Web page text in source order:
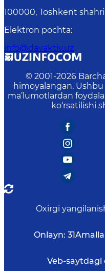
100000, Toshkent
Elektron pochta:
info@davaktiv.uz
© 2001-2026
himoyalangan.
ma’lumotlardan
ko‘rsatilishi
Oxirgi
Onlayn: 31
Veb-saytdagi